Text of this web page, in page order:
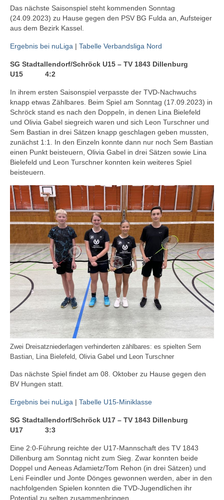
Saison 2020/2021
Saison 2019/2020
Saison 2017/2018
Saison 2016/2017
Saison 2015/2016
Saison 2014/2015
Saison 2013/2014
Turniere
Hessen
Bezirk
Termine
Hessische Meisterschaften U13 – U19 2015
Kontakt
Vorstand
Trainer
Mitglied werden
Das nächste Saisonspiel steht kommenden Sonntag
(24.09.2023) zu Hause gegen den PSV BG Fulda an, Aufsteiger
aus dem Bezirk Kassel.
Ergebnis bei nuLiga | Tabelle Verbandsliga Nord
SG Stadtallendorf/Schröck U15 – TV 1843 Dillenburg
U15
4:2
In ihrem ersten Saisonspiel verpasste der TVD-Nachwuchs
knapp etwas Zählbares. Beim Spiel am Sonntag (17.09.2023) in
Schröck stand es nach den Doppeln, in denen Lina Bielefeld
und Olivia Gabel siegreich waren und sich Leon Turschner und
Sem Bastian in drei Sätzen knapp geschlagen geben mussten,
zunächst 1:1. In den Einzeln konnte dann nur noch Sem Bastian
einen Punkt beisteuern, Olivia Gabel in drei Sätzen sowie Lina
Bielefeld und Leon Turschner konnten kein weiteres Spiel
beisteuern.
Zwei Dreisatzniederlagen verhinderten zählbares: es spielten Sem
Bastian, Lina Bielefeld, Olivia Gabel und Leon Turschner
Das nächste Spiel findet am 08. Oktober zu Hause gegen den
BV Hungen statt.
Ergebnis bei nuLiga | Tabelle U15-Miniklasse
SG Stadtallendorf/Schröck U17 – TV 1843 Dillenburg
U17
3:3
Eine 2:0-Führung reichte der U17-Mannschaft des TV 1843
Dillenburg am Sonntag nicht zum Sieg. Zwar konnten beide
Doppel und Aeneas Adamietz/Tom Rehon (in drei Sätzen) und
Leni Feindler und Jonte Dönges gewonnen werden, aber in den
nachfolgenden Spielen konnten die TVD-Jugendlichen ihr
Potential zu selten zusammenbringen.